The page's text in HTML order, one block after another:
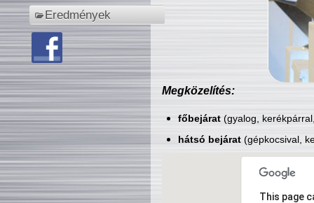
Eredmények
Megközelítés:
főbejárat(gyalog,
hátsó bejárat(gépkocsival,
This page